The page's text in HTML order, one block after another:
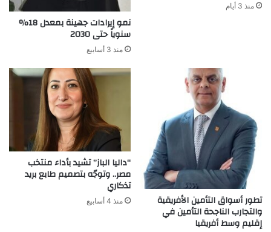
منذ 3 أيام
نمو إيرادات جهينة بمعدل 18%
سنوياً حتى 2030
منذ 3 أسابيع
تطور أسواق التأمين الأفريقية
والتجارب الناجحة التأمين في
إقليم وسط أفريقيا
“داليا الباز” تشيد بأداء منتخب
مصر.. وتوجّه بتصميم طابع بريد
تذكاري
منذ 4 أسابيع